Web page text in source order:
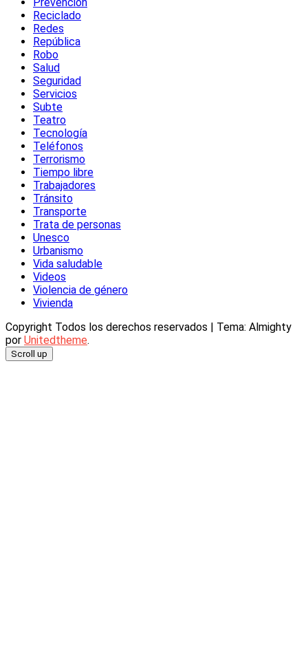
Reciclado
Redes
República
Robo
Salud
Seguridad
Servicios
Subte
Teatro
Tecnología
Teléfonos
Terrorismo
Tiempo libre
Trabajadores
Tránsito
Transporte
Trata de personas
Unesco
Urbanismo
Vida saludable
Videos
Violencia de género
Vivienda
Copyright Todos los derechos reservados | Tema: Almighty
por Unitedtheme.
Scroll up